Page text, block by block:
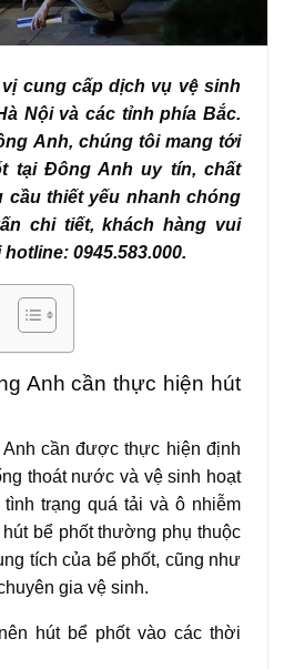
cung cấp dịch vụ vệ sinh
Nội và các tỉnh phía Bắc.
Anh, chúng tôi mang tới
tại Đông Anh uy tín, chất
thiết yếu nhanh chóng
chi tiết, khách hàng vui
0945.583.000.
Anh cần thực hiện hút
cần được thực hiện định
thoát nước và vệ sinh hoạt
trạng quá tải và ô nhiễm
bể phốt thường phụ thuộc
tích của bể phốt, cũng như
gia vệ sinh.
hút bể phốt vào các thời